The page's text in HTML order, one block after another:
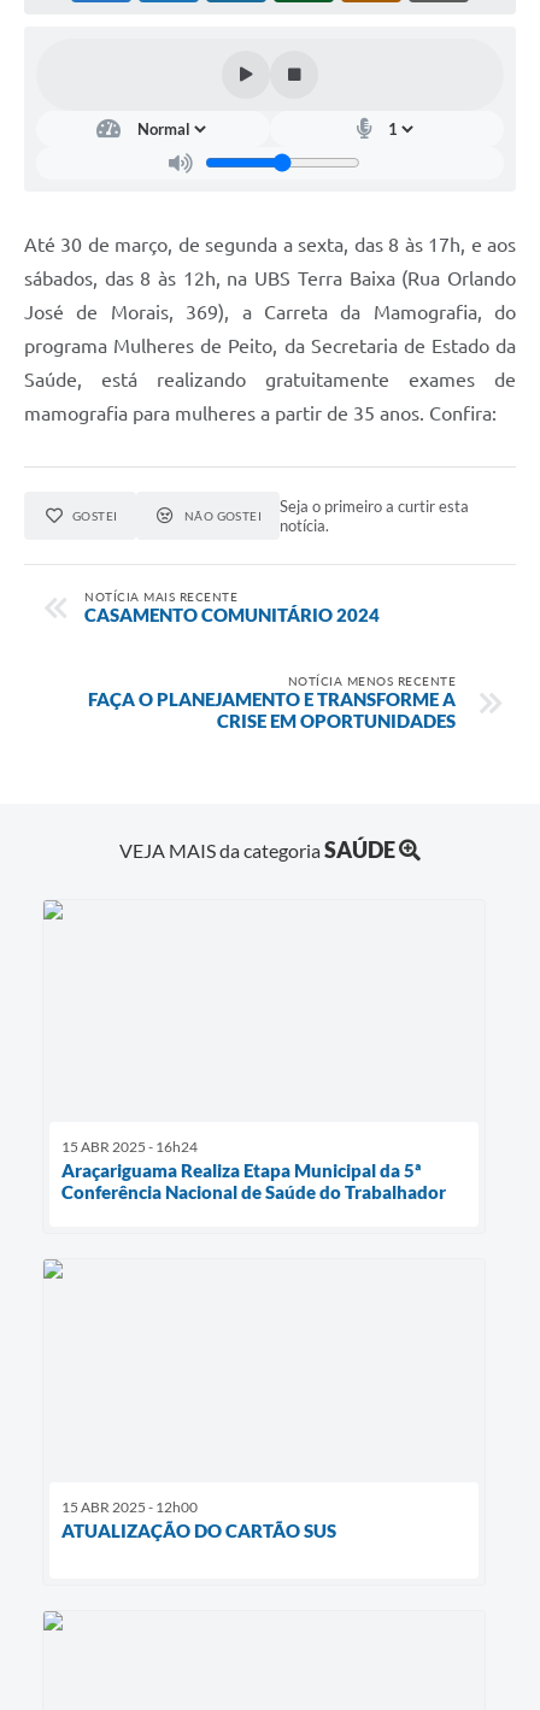
Até 30 de março, de segunda a sexta, das 8 às 17h, e aos
sábados, das 8 às 12h, na UBS Terra Baixa (Rua Orlando
José de Morais, 369), a Carreta da Mamografia, do
programa Mulheres de Peito, da Secretaria de Estado da
Saúde, está realizando gratuitamente exames de
mamografia para mulheres a partir de 35 anos. Confira:
GOSTEI NÃO GOSTEI
Seja o primeiro a curtir esta
notícia.
NOTÍCIA MAIS RECENTE
CASAMENTO COMUNITÁRIO 2024
NOTÍCIA MENOS RECENTE
FAÇA O PLANEJAMENTO E TRANSFORME A
CRISE EM OPORTUNIDADES
VEJA MAIS da categoriaSAÚDE
15 ABR 2025 - 16h24
Araçariguama Realiza Etapa Municipal da 5ª
Conferência Nacional de Saúde do Trabalhador
15 ABR 2025 - 12h00
ATUALIZAÇÃO DO CARTÃO SUS